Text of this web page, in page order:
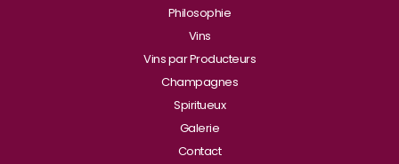
Philosophie
Vins
Vins par Producteurs
Champagnes
Spiritueux
Galerie
Contact